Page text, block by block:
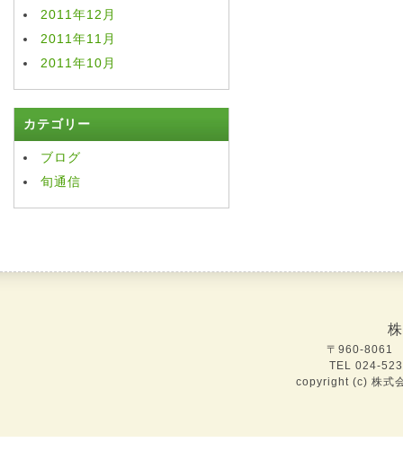
2011年12月
2011年11月
2011年10月
カテゴリー
ブログ
旬通信
〒960-8061
TEL 024-
copyright (c) 株